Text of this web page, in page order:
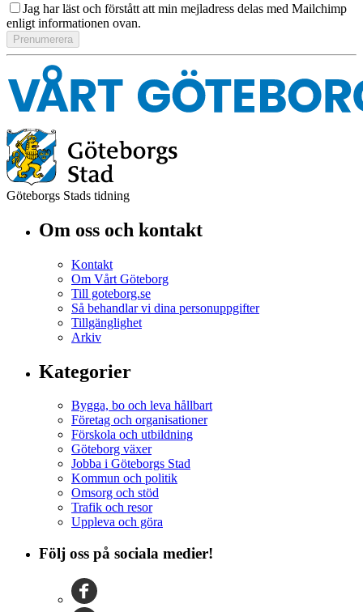
Jag har läst och förstått att min mejladress delas med Mailchimp
enligt informationen ovan.
Göteborgs Stads tidning
Om oss och kontakt
Kontakt
Om Vårt Göteborg
Till goteborg.se
Så behandlar vi dina personuppgifter
Tillgänglighet
Arkiv
Kategorier
Bygga, bo och leva hållbart
Företag och organisationer
Förskola och utbildning
Göteborg växer
Jobba i Göteborgs Stad
Kommun och politik
Omsorg och stöd
Trafik och resor
Uppleva och göra
Följ oss på sociala medier!